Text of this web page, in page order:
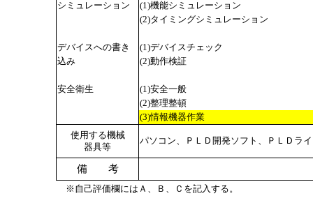
シミュレーション
(1)機能シミュレーション
(2)タイミングシミュレーション
デバイスへの書き
(1)デバイスチェック
込み
(2)動作検証
安全衛生
(1)安全一般
(2)整理整頓
(3)情報機器作業
使用する機械
器具等
パソコン、ＰＬＤ開発ソフト、ＰＬＤラ
備 考
※自己評価欄にはＡ、Ｂ、Ｃを記入する。